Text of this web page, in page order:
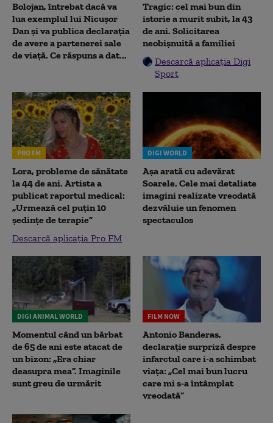
Bolojan, întrebat dacă va
lua exemplul lui Nicușor
Dan și va publica declarația
de avere a partenerei sale
de viață. Ce răspuns a dat...
Tragic: cel mai bun din
istorie a murit subit, la 43
de ani. Solicitarea
neobișnuită a familiei
Descarcă aplicația Digi
Sport
PRO FM
Lora, probleme de sănătate
la 44 de ani. Artista a
publicat raportul medical:
„Urmează cel puțin 10
ședințe de terapie”
Descarcă aplicația Pro FM
DIGI WORLD
Așa arată cu adevărat
Soarele. Cele mai detaliate
imagini realizate vreodată
dezvăluie un fenomen
spectaculos
DIGI ANIMAL WORLD
Momentul când un bărbat
de 65 de ani este atacat de
un bizon: „Era chiar
deasupra mea”. Imaginile
sunt greu de urmărit
FILM NOW
Antonio Banderas,
declarație surpriză despre
infarctul care i-a schimbat
viața: „Cel mai bun lucru
care mi s-a întâmplat
vreodată”